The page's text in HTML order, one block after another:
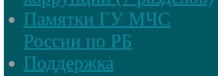
Памятки ГУ МЧС
России по РБ
Поддержка